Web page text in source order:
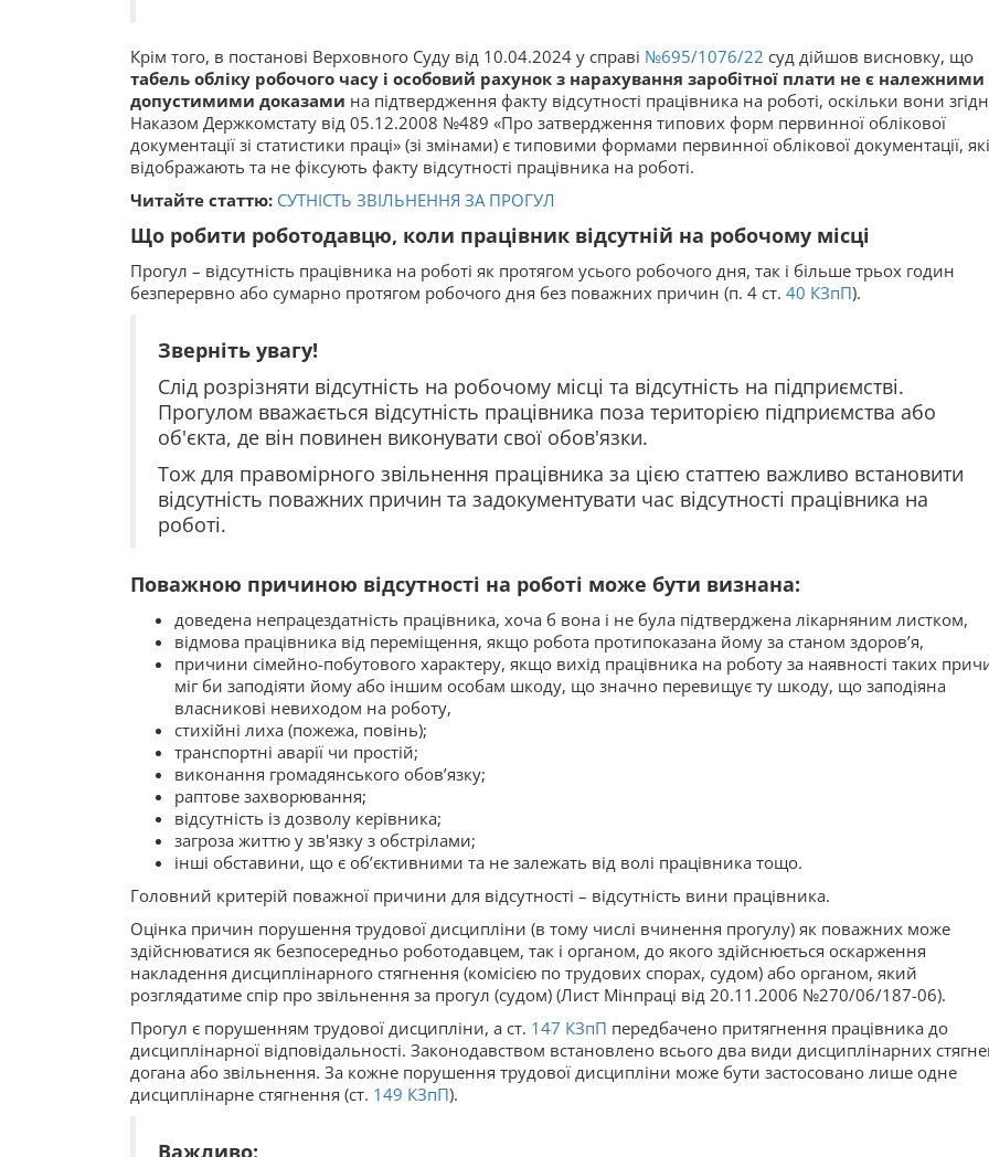
Крім того, в постанові Верховного Суду від 10.04.2024 у справі №695/1076/22 суд дійшов висновку, що
табель обліку робочого часу і особовий рахунок з нарахування заробітної плати не є належними
допустимими доказами на підтвердження факту відсутності працівника на роботі, оскільки вони
Наказом Держкомстату від 05.12.2008 №489 «Про затвердження типових форм первинної облікової
документації зі статистики праці» (зі змінами) є типовими формами первинної облікової документації,
відображають та не фіксують факту відсутності працівника на роботі.
Читайте статтю: СУТНІСТЬ ЗВІЛЬНЕННЯ ЗА ПРОГУЛ
Що робити роботодавцю, коли працівник відсутній на робочому місці
Прогул – відсутність працівника на роботі як протягом усього робочого дня, так і більше трьох годин
безперервно або сумарно протягом робочого дня без поважних причин (п. 4 ст. 40 КЗпП).
Зверніть увагу!
Слід розрізняти відсутність на робочому місці та відсутність на підприємстві.
Прогулом вважається відсутність працівника поза територією підприємства або
об'єкта, де він повинен виконувати свої обов'язки.
Тож для правомірного звільнення працівника за цією статтею важливо встановити
відсутність поважних причин та задокументувати час відсутності працівника на
роботі.
Поважною причиною відсутності на роботі може бути визнана:
доведена непрацездатність працівника, хоча б вона і не була підтверджена лікарняним листком,
відмова працівника від переміщення, якщо робота протипоказана йому за станом здоров’я,
причини сімейно-побутового характеру, якщо вихід працівника на роботу за наявності таких
міг би заподіяти йому або іншим особам шкоду, що значно перевищує ту шкоду, що заподіяна
власникові невиходом на роботу,
стихійні лиха (пожежа, повінь);
транспортні аварії чи простій;
виконання громадянського обов’язку;
раптове захворювання;
відсутність із дозволу керівника;
загроза життю у зв'язку з обстрілами;
інші обставини, що є об’єктивними та не залежать від волі працівника тощо.
Головний критерій поважної причини для відсутності – відсутність вини працівника.
Оцінка причин порушення трудової дисципліни (в тому числі вчинення прогулу) як поважних може
здійснюватися як безпосередньо роботодавцем, так і органом, до якого здійснюється оскарження
накладення дисциплінарного стягнення (комісією по трудових спорах, судом) або органом, який
розглядатиме спір про звільнення за прогул (судом) (Лист Мінпраці від 20.11.2006 №270/06/187-06).
Прогул є порушенням трудової дисципліни, а ст. 147 КЗпП передбачено притягнення працівника до
дисциплінарної відповідальності. Законодавством встановлено всього два види дисциплінарних
догана або звільнення. За кожне порушення трудової дисципліни може бути застосовано лише одне
дисциплінарне стягнення (ст. 149 КЗпП).
Важливо: